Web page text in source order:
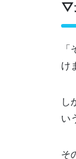
▽
け
し
い
そ